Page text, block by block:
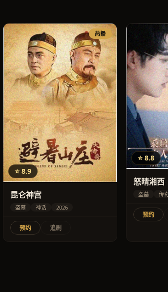
热播
⭐ 8.9
昆仑神宫
盗墓 神话 2026
预约 追剧
⭐ 8.8
怒晴湘西
盗墓 传
预约